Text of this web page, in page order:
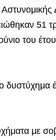
51
του
δυστύχημα
με